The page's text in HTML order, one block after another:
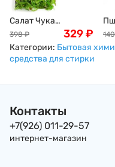
Салат Чука
(замороженный) ,
1кг
398 ₽ 329₽ 140
Категории: Бытовая
средства для стирки
Контакты
+7(926) 011-29-57
интернет-магазин